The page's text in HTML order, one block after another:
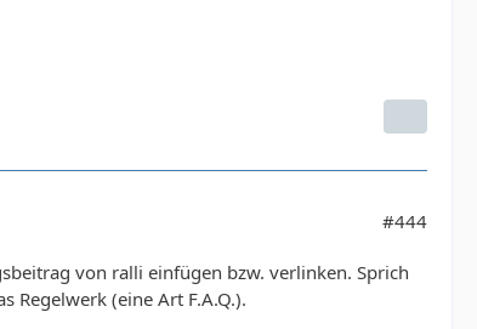
#444
von ralli einfügen bzw. verlinken. Sprich
Regelwerk (eine Art F.A.Q.).